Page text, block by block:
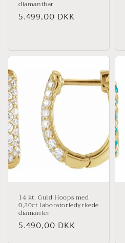
diamantbar
Normalpris
5.499,00 DKK
14 kt. Guld Hoops med
0,20ct laboratoriedyrkede
diamanter
Normalpris
5.490,00 DKK